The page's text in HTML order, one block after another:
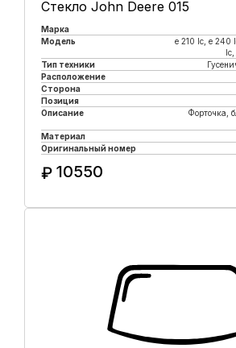
Стекло John Deere 015
Марка
Модель
e 210 lc, е 240
Тип техники
Расположение
Сторона
Позиция
Описание
Форточка,
Материал
Оригинальный номер
₽ 10550